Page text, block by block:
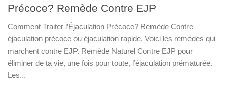
Précoce? Remède Contre EJP
Comment Traiter l’Éjaculation Précoce? Remède Contre
éjaculation précoce ou éjaculation rapide. Voici les remèdes qui
marchent contre EJP. Remède Naturel Contre EJP pour
éliminer de ta vie, une fois pour toute, l’éjaculation prématurée.
Les...